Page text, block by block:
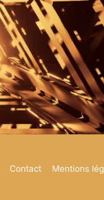
Contact Mentions